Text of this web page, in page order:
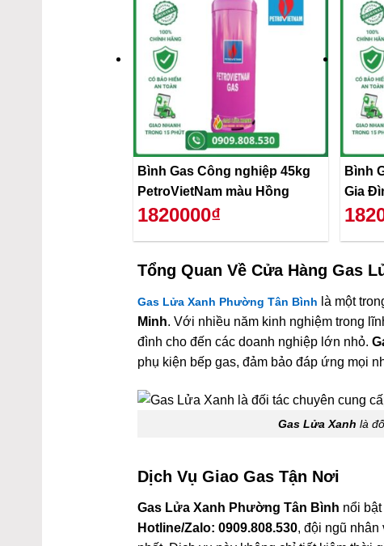
Bình Gas Công nghiệp 45kg
PetroVietNam màu Hồng
1820000₫
Bình
Gia
Tổng Quan VềCửa Hàng Gas
Gas Lửa Xanh Phường Tân Bình là một
Minh. Với nhiều năm kinh nghiệm trong
đình cho đến các doanh nghiệp lớn nhỏ.
phụ kiện bếp gas, đảm bảo đáp ứng mọi
Gas Lửa Xanh là
Dịch Vụ Giao Gas Tận Nơi
Gas Lửa Xanh Phường Tân Bình nổi
Hotline/Zalo: 0909.808.530, đội ngũ